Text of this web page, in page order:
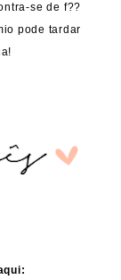
se de f??
pode tardar